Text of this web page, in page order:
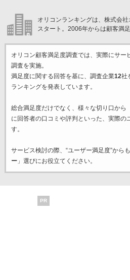
オリコンランキングは、株式会
スタート。2006年からは顧客満足
オリコン顧客満足度調査では、実際にサー
調査を実施。
満足度に関する回答を基に、調査企業12社
ランキングを発表しています。
総合満足度だけでなく、様々な切り口から「
に回答者の口コミや評判といった、実際の
す。
サービス検討の際、“ユーザー満足度”から
ー」選びにお役立てください。
PR